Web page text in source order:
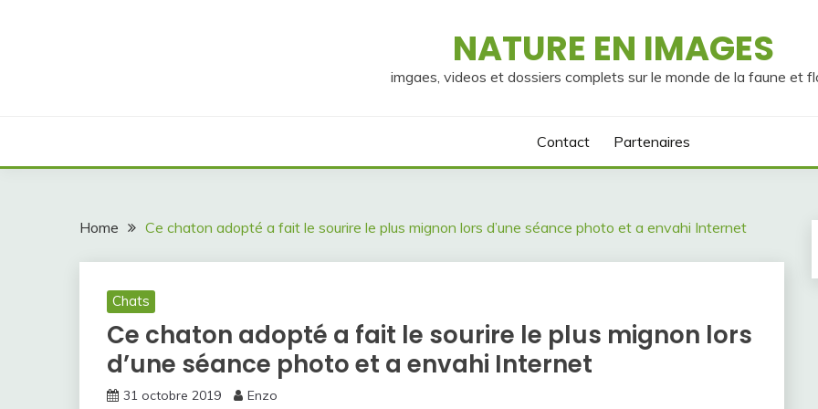
NATURE EN IMAGES
imgaes, videos et dossiers complets sur le monde de la faune et
Contact Partenaires
Home Ce chaton adopté a fait le sourire le plus mignon lors d’une séance photo et a envahi Internet
Chats
Ce chaton adopté a fait le sourire le plus mignon lors
d’une séance photo et a envahi Internet
31 octobre 2019 Enzo